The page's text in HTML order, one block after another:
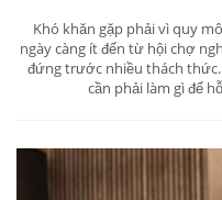
Khó khăn gặp phải vì quy
ngày càng ít đến từ hội chợ
đứng trước nhiều thách
cần phải làm gì để